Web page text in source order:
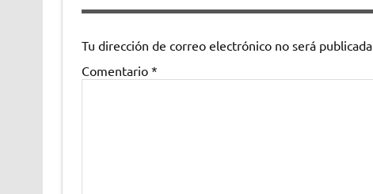
Tu dirección de correo electrónico no será publicada.
Comentario *